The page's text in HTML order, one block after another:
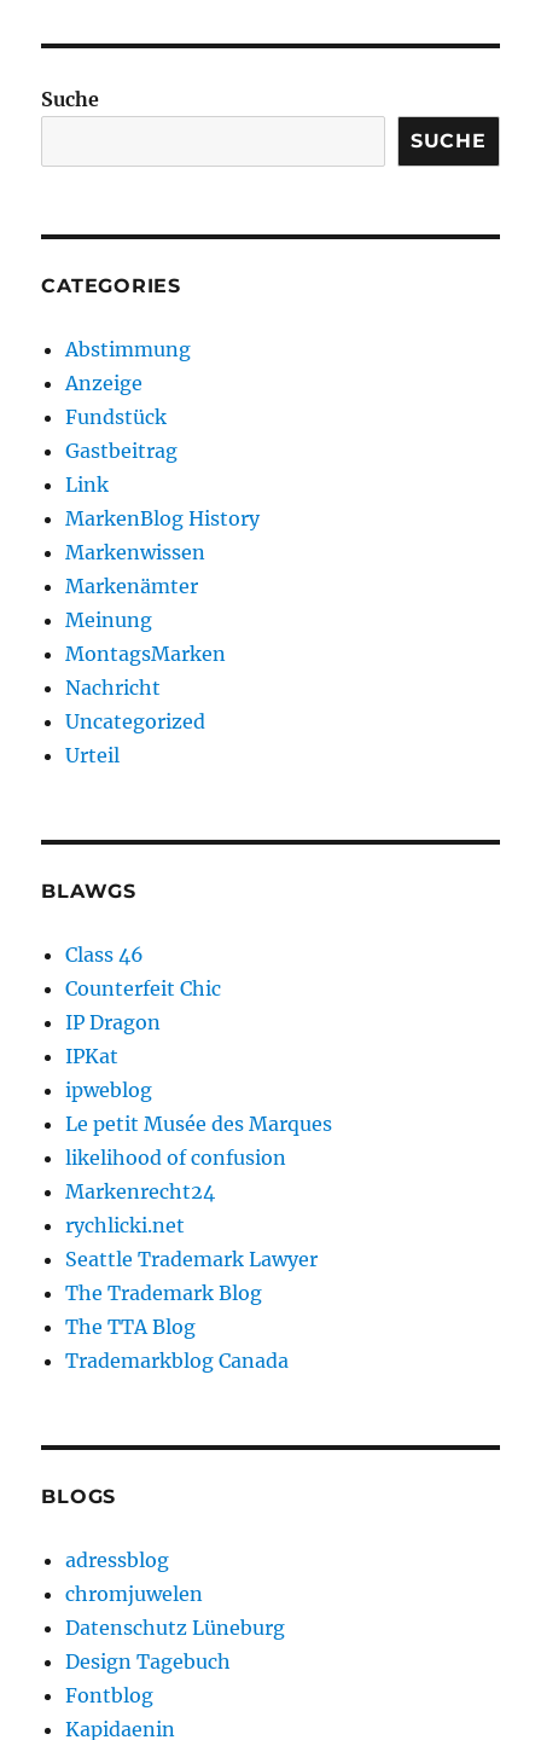
Suche
SUCHE
CATEGORIES
Abstimmung
Anzeige
Fundstück
Gastbeitrag
Link
MarkenBlog History
Markenwissen
Markenämter
Meinung
MontagsMarken
Nachricht
Uncategorized
Urteil
BLAWGS
Class 46
Counterfeit Chic
IP Dragon
IPKat
ipweblog
Le petit Musée des Marques
likelihood of confusion
Markenrecht24
rychlicki.net
Seattle Trademark Lawyer
The Trademark Blog
The TTA Blog
Trademarkblog Canada
BLOGS
adressblog
chromjuwelen
Datenschutz Lüneburg
Design Tagebuch
Fontblog
Kapidaenin